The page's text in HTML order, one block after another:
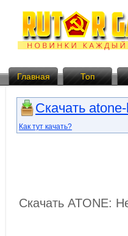
Главная Топ
Скачать
Как тут качать?
Скачать ATONE: